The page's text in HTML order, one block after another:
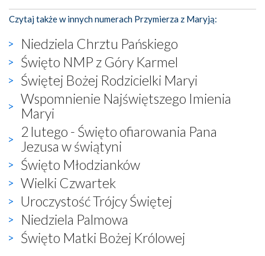
Czytaj także w innych numerach Przymierza z Maryją:
Niedziela Chrztu Pańskiego
Święto NMP z Góry Karmel
Świętej Bożej Rodzicielki Maryi
Wspomnienie Najświętszego Imienia
Maryi
2 lutego - Święto ofiarowania Pana
Jezusa w świątyni
Święto Młodzianków
Wielki Czwartek
Uroczystość Trójcy Świętej
Niedziela Palmowa
Święto Matki Bożej Królowej